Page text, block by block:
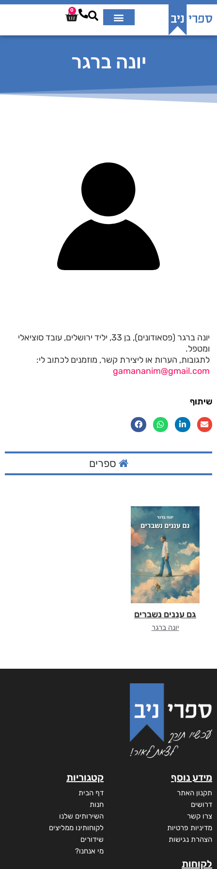
0
יונה ברגר
יונה ברגר (פסאודונים), בן 33, יליד ירושלים, עובד סוציאלי
ומטפל.
לתגובות, הערות או ליצירת קשר, מוזמנים לכתוב לי:
gamananim@gmail.com
שיתוף
ספרים
גם עננים נשברים
יונה ברגר
מידע נוסף
תקנון האתר
דרושים
צרו קשר
מדיניות פרטיות
הצהרת נגישות
לקוחות
קטגוריות
דף הבית
חנות
השירותים שלנו
לקוחותינו ממליצים
שידורים
מי אנחנו?